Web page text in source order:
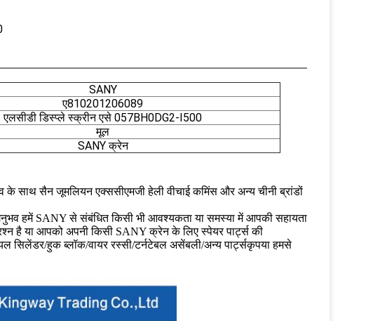
SANY
ए810201206089
एलसीडी डिस्प्ले स्क्रीन एसे 057BH0DG2-I500
मूल
SANY क्रेन
के साथ सैन जूमलियन एक्ससीएमजी हेली वीचाई कमिंस और अन्य चीनी ब्रांडों
हमें SANY से संबंधित किसी भी आवश्यकता या समस्या में आपकी सहायता
है या आपको अपनी किसी SANY क्रेन के लिए स्पेयर पार्ट्स की
हुक ब्लॉक/वायर रस्सी/टर्नटेबल असेंबली/अन्य पार्ट्सकृपया हमसे